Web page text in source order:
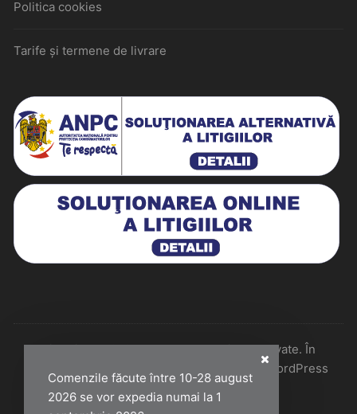
Comenzile făcute între 10-28 august
2026 se vor expedia numai la 1
Politica cookies
Tarife și termene de livrare
Historiarum 2026 - Toate drepturile rezervate. În
colaborare cu Perfect Pixel & Mentenanță WordPress